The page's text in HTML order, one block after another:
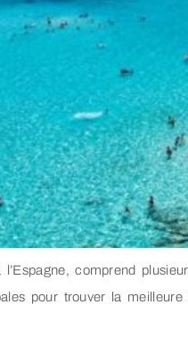
l’Espagne, comprend
pour trouver la